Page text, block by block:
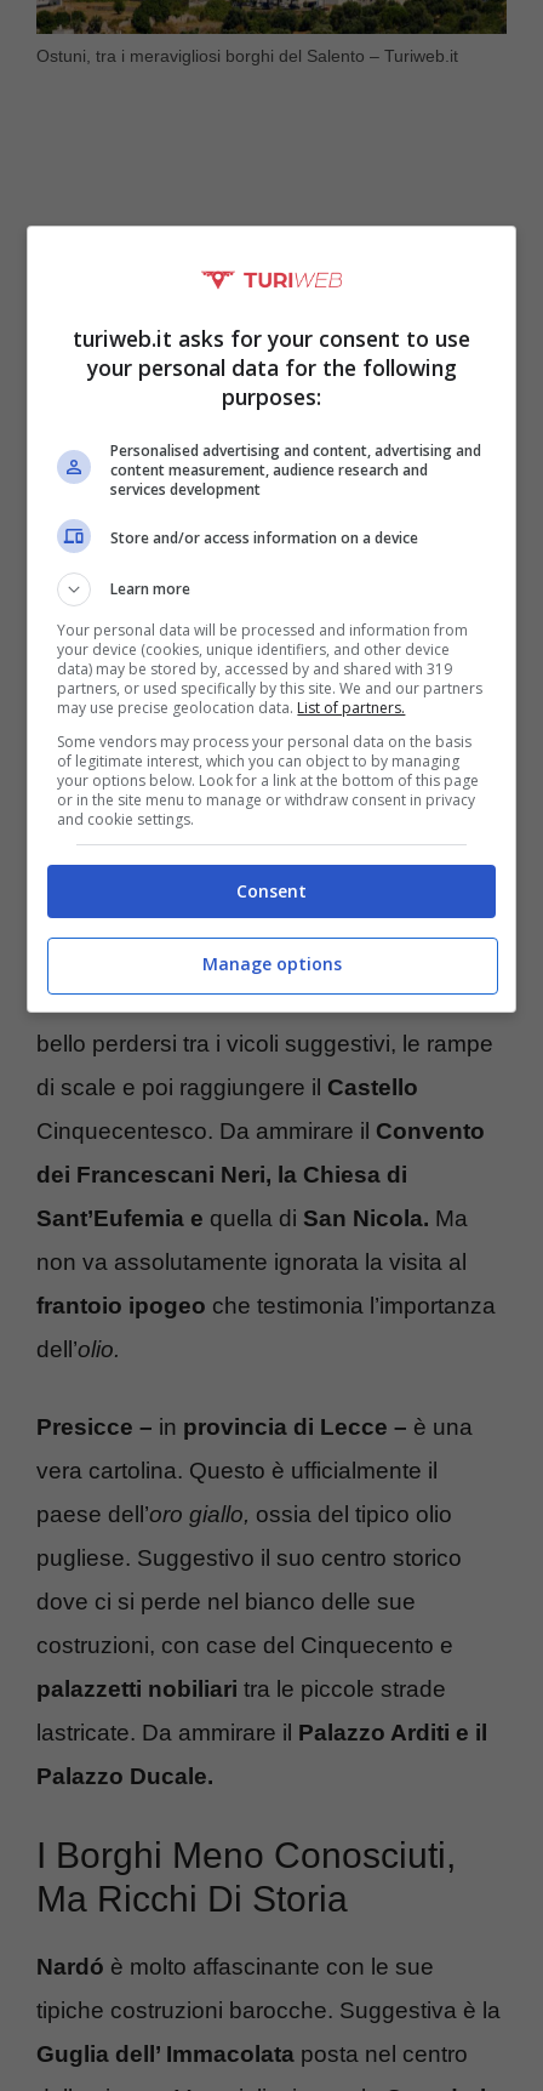
Ostuni, tra i meravigliosi borghi del Salento – Turiweb.it
Santa Maria di Leucaè spettacolare,
testimone dell’ incontro tra i due mari: Ionio e
Adriatico. Tanta luce e molto silenzio in
questo borgo pugliese dove domina la
ville ottocentescheda ammirare, come
Villa Sangiovanni, Mellacqua e La
Meridiana.Non lontano daSanta Maria di
Leucaci sono le famose “Maldive del
, con spiagge incontaminate e
provincia di Leccec’èSpecchia
centro storico davvero molto particolare. È
bello perdersi tra i vicoli suggestivi, le rampe
di scale e poi raggiungere il Castello
Cinquecentesco. Da ammirare il Convento
dei Francescani Neri, la Chiesa di
Sant’Eufemia e quella di San Nicola. Ma
non va assolutamente ignorata la visita al
frantoio ipogeo che testimonia l’importanza
dell’olio.
Presicce – in provincia di Lecce – è una
vera cartolina. Questo è ufficialmente il
paese dell’oro giallo, ossia del tipico olio
pugliese. Suggestivo il suo centro storico
dove ci si perde nel bianco delle sue
costruzioni, con case del Cinquecento e
palazzetti nobiliari tra le piccole strade
lastricate. Da ammirare il Palazzo Arditi e il
Palazzo Ducale.
I Borghi Meno Conosciuti,
Ma Ricchi Di Storia
Nardó è molto affascinante con le sue
tipiche costruzioni barocche. Suggestiva è la
Guglia dell’ Immacolata posta nel centro
turiweb.it asks for your consent to use
your personal data for the following
purposes:
Personalised advertising and content, advertising and
content measurement, audience research and
services development
Store and/or access information on a device
Learn more
Your personal data will be processed and information from
your device (cookies, unique identifiers, and other device
data) may be stored by, accessed by and shared with 319
partners, or used specifically by this site. We and our partners
may use precise geolocation data. List of partners.
Some vendors may process your personal data on the basis
of legitimate interest, which you can object to by managing
your options below. Look for a link at the bottom of this page
or in the site menu to manage or withdraw consent in privacy
and cookie settings.
Consent
Manage options